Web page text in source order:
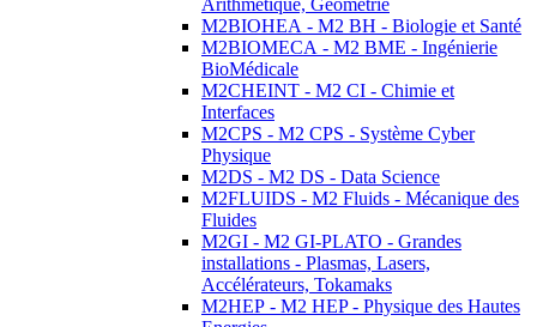
Arithmétique, Géométrie
M2BIOHEA - M2 BH - Biologie et Santé
M2BIOMECA - M2 BME - Ingénierie
BioMédicale
M2CHEINT - M2 CI - Chimie et
Interfaces
M2CPS - M2 CPS - Système Cyber
Physique
M2DS - M2 DS - Data Science
M2FLUIDS - M2 Fluids - Mécanique des
Fluides
M2GI - M2 GI-PLATO - Grandes
installations - Plasmas, Lasers,
Accélérateurs, Tokamaks
M2HEP - M2 HEP - Physique des Hautes